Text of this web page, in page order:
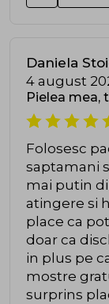
Daniela
4 august
Pielea mea,
Folosesc
saptamani
mai putin
atingere si
place ca
doar ca
in plus pe
mostre
surprins